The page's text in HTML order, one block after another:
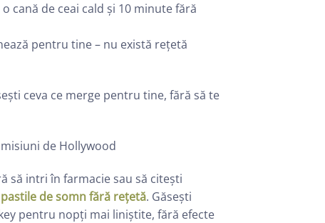
cană de ceai cald și 10 minute fără
pentru tine – nu există rețetă
ceva ce merge pentru tine, fără să te
de Hollywood
să intri în farmacie sau să citești
pastile de somn fără rețetă. Găsești
pentru nopți mai liniștite, fără efecte